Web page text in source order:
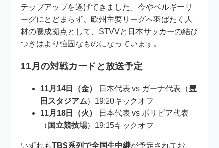
テップアップを遂げてきました。今やベルギーリ
ーグにとどまらず、欧州主要リーグへ羽ばたく人
材の養成拠点として、STVVと日本サッカーの結び
つきはより強固なものになっています。
11月の対戦カードと放送予定
11月14日（金） 日本代表 vs ガーナ代表（豊
田スタジアム）19:20キックオフ
11月18日（火）
日本代表 vs ボリビア代表
（ 国立競技場）19:15キックオフ
いずれもTBS系列で全国生中継が予定されてお